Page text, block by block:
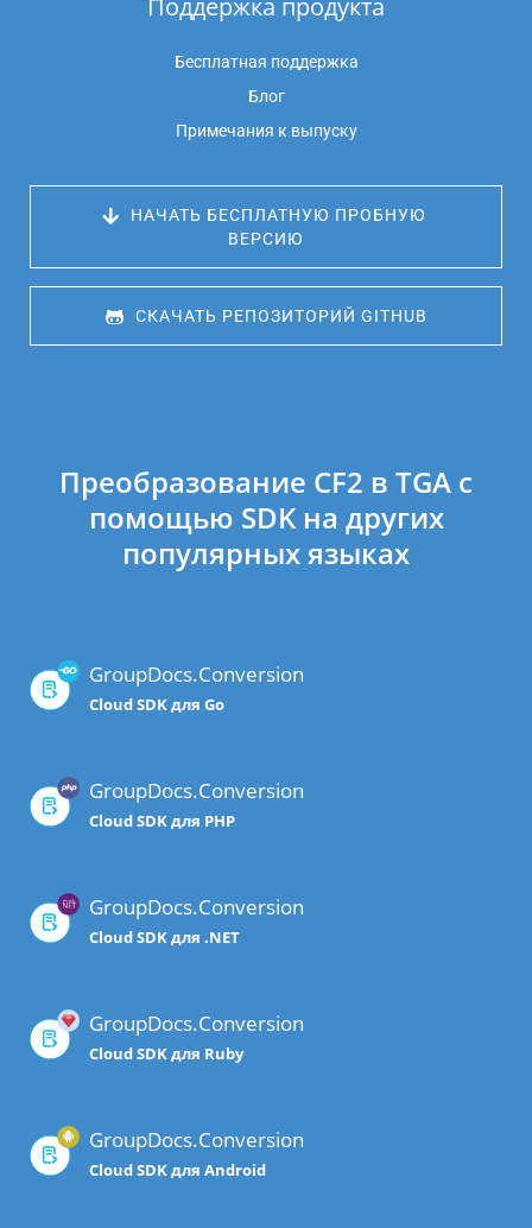
Поддержка продукта
Бесплатная поддержка
Блог
Примечания к выпуску
НАЧАТЬ БЕСПЛАТНУЮ ПРОБНУЮ
ВЕРСИЮ
СКАЧАТЬ РЕПОЗИТОРИЙ GITHUB
Преобразование CF2 в TGA с
помощью SDK на других
популярных языках
GroupDocs.Conversion
Cloud SDK для Go
GroupDocs.Conversion
Cloud SDK для PHP
GroupDocs.Conversion
Cloud SDK для .NET
GroupDocs.Conversion
Cloud SDK для Ruby
GroupDocs.Conversion
Cloud SDK для Android